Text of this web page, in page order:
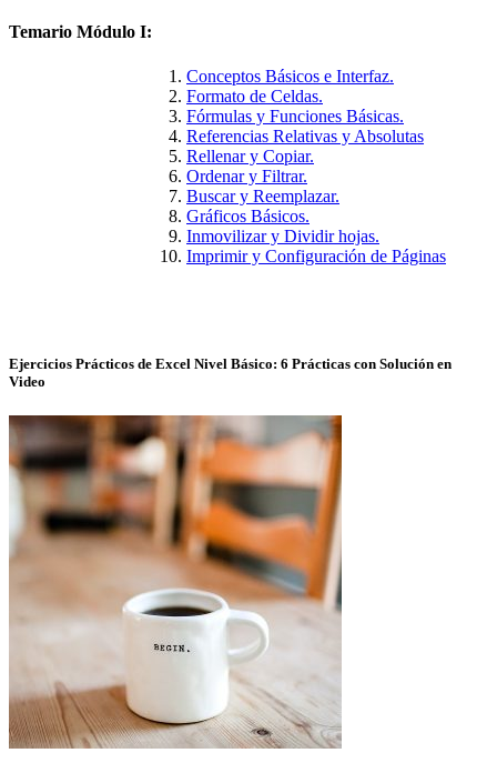
Temario Módulo I:
Conceptos Básicos e Interfaz.
Formato de Celdas.
Fórmulas y Funciones Básicas.
Referencias Relativas y Absolutas
Rellenar y Copiar.
Ordenar y Filtrar.
Buscar y Reemplazar.
Gráficos Básicos.
Inmovilizar y Dividir hojas.
Imprimir y Configuración de Páginas
Ejercicios Prácticos de Excel Nivel Básico: 6 Prácticas con Solución en
Video